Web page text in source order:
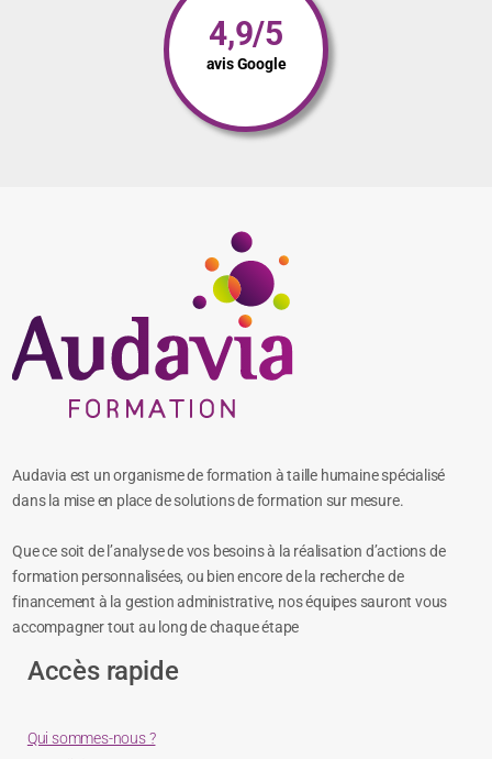
4,9/5
avis Google
Audavia est un organisme de formation à taille humaine spécialisé
dans la mise en place de solutions de formation sur mesure.
Que ce soit de l’analyse de vos besoins à la réalisation d’actions de
formation personnalisées, ou bien encore de la recherche de
financement à la gestion administrative, nos équipes sauront vous
accompagner tout au long de chaque étape
Accès rapide
Qui sommes-nous ?